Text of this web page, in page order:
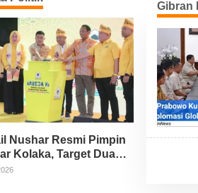
Nushar Resmi Pimpin
Kolaka, Target Dua
per Dapil
Gibran